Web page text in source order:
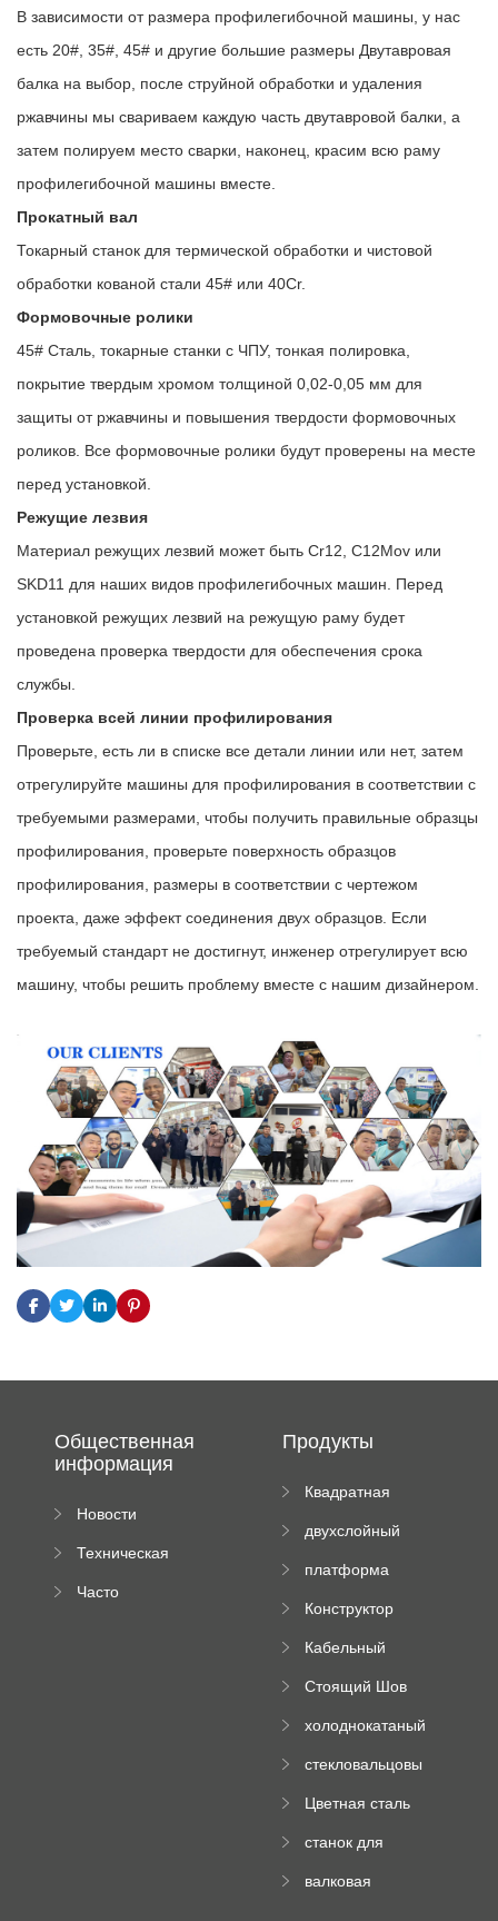
В зависимости от размера профилегибочной машины, у нас
есть 20#, 35#, 45# и другие большие размеры Двутавровая
балка на выбор, после струйной обработки и удаления
ржавчины мы свариваем каждую часть двутавровой балки, а
затем полируем место сварки, наконец, красим всю раму
профилегибочной машины вместе.
Прокатный вал
Токарный станок для термической обработки и чистовой
обработки кованой стали 45# или 40Cr.
Формовочные ролики
45# Сталь, токарные станки с ЧПУ, тонкая полировка,
покрытие твердым хромом толщиной 0,02-0,05 мм для
защиты от ржавчины и повышения твердости формовочных
роликов. Все формовочные ролики будут проверены на месте
перед установкой.
Режущие лезвия
Материал режущих лезвий может быть Cr12, C12Mov или
SKD11 для наших видов профилегибочных машин. Перед
установкой режущих лезвий на режущую раму будет
проведена проверка твердости для обеспечения срока
службы.
Проверка всей линии профилирования
Проверьте, есть ли в списке все детали линии или нет, затем
отрегулируйте машины для профилирования в соответствии с
требуемыми размерами, чтобы получить правильные образцы
профилирования, проверьте поверхность образцов
профилирования, размеры в соответствии с чертежом
проекта, даже эффект соединения двух образцов. Если
требуемый стандарт не достигнут, инженер отрегулирует всю
машину, чтобы решить проблему вместе с нашим дизайнером.
Общественная
информация
Новости
Техническая
Часто
Продукты
Квадратная
машина
двухслойный
пресс
платформа
роликового
Конструктор
трубы
Кабельный
формируя
Стоящий Шов
Машина
холоднокатаный
станок
стекловальцовы
Цветная сталь
машина
станок для
трапециевидных
валковая